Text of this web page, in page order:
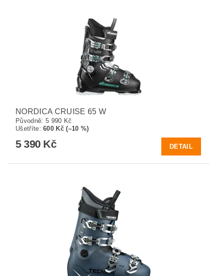
NORDICA CRUISE 65 W
Původně: 5 990 Kč
Ušetříte:600 Kč (–10 %)
5 390 Kč DETAIL